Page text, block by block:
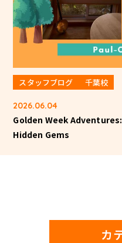
スタッフブログ 千葉校
2026.06.04
Golden Week
Hidden Gems
カ